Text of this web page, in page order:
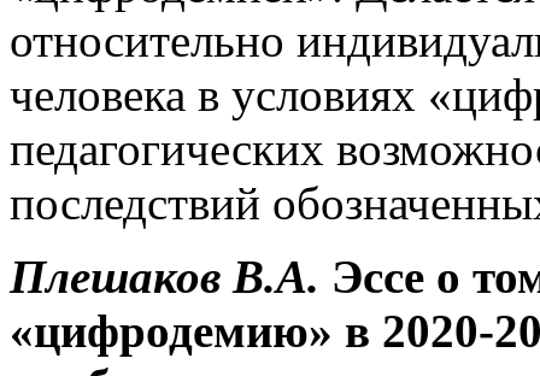
относительно
человека в условиях
педагогических
последствий
Плешаков В.А. Эссе о
«цифродемию» в 2020-